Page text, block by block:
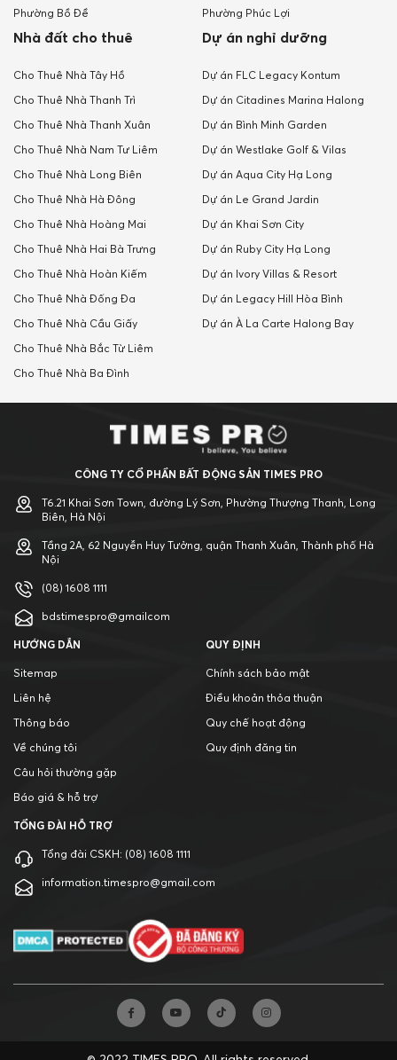
Phường Bồ Đề Phường Phúc Lợi
Nhà đất cho thuê
Cho Thuê Nhà Tây Hồ
Cho Thuê Nhà Thanh Trì
Cho Thuê Nhà Thanh Xuân
Cho Thuê Nhà Nam Tư Liêm
Cho Thuê Nhà Long Biên
Cho Thuê Nhà Hà Đông
Cho Thuê Nhà Hoàng Mai
Cho Thuê Nhà Hai Bà Trưng
Cho Thuê Nhà Hoàn Kiếm
Cho Thuê Nhà Đống Đa
Cho Thuê Nhà Cầu Giấy
Cho Thuê Nhà Bắc Từ Liêm
Cho Thuê Nhà Ba Đình
Dự án nghỉ dưỡng
Dự án FLC Legacy Kontum
Dự án Citadines Marina Halong
Dự án Bình Minh Garden
Dự án Westlake Golf & Vilas
Dự án Aqua City Hạ Long
Dự án Le Grand Jardin
Dự án Khai Sơn City
Dự án Ruby City Hạ Long
Dự án Ivory Villas & Resort
Dự án Legacy Hill Hòa Bình
Dự án À La Carte Halong Bay
CÔNG TY CỔ PHẦN BẤT ĐỘNG SẢN TIMES PRO
T6.21 Khai Sơn Town, đường Lý Sơn, Phường Thượng Thanh, Long
Biên, Hà Nội
Tầng 2A, 62 Nguyễn Huy Tưởng, quận Thanh Xuân, Thành phố Hà
Nội
(08) 1608 1111
bdstimespro@gmailcom
HƯỚNG DẪN
Sitemap
Liên hệ
Thông báo
Về chúng tôi
Câu hỏi thường gặp
Báo giá & hỗ trợ
QUY ĐỊNH
Chính sách bảo mật
Điều khoản thỏa thuận
Quy chế hoạt động
Quy định đăng tin
TỔNG ĐÀI HỖ TRỢ
Tổng đài CSKH: (08) 1608 1111
information.timespro@gmail.com